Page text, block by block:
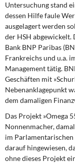
Rosa-
Über mich
Kontakt
Untersuchung stand
dessen Hilfe faule
ausgelagert werden
der HSH abgewickelt.
Bank BNP Paribas
Frankreichs und u.a.
Management tätig.
Geschäften mit
Nebenanklagepunkt
dem damaligen
Das Projekt »Omega
Nonnenmacher,
im
darauf hingewiesen,
ohne dieses Projekt